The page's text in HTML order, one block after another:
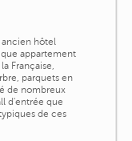
hôtel
appartement
Française,
parquets en
de nombreux
d'entrée que
de ces